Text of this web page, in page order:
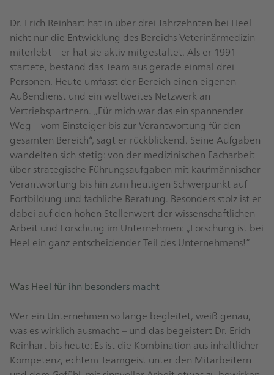
Dr. Erich Reinhart hat in über drei Jahrzehnten bei Heel
nicht nur die Entwicklung des Bereichs Veterinärmedizin
miterlebt – er hat sie aktiv mitgestaltet. Als er 1991
startete, bestand das Team aus gerade einmal drei
Personen. Heute umfasst der Bereich einen eigenen
Außendienst und ein weltweites Netzwerk an
Vertriebspartnern. „Für mich war das ein spannender
Weg – vom Einsteiger bis zur Verantwortung für den
gesamten Bereich“, sagt er rückblickend. Seine Aufgaben
wandelten sich stetig: von der medizinischen Facharbeit
über strategische Führungsaufgaben mit kaufmännischer
Verantwortung bis hin zum heutigen Schwerpunkt auf
Fortbildung und fachliche Beratung. Besonders stolz ist er
dabei auf den hohen Stellenwert der wissenschaftlichen
Arbeit und Forschung im Unternehmen: „Forschung ist bei
Heel ein ganz entscheidender Teil des Unternehmens!“
Was Heel für ihn besonders macht
Wer ein Unternehmen so lange begleitet, weiß genau,
was es wirklich ausmacht – und das begeistert Dr. Erich
Reinhart bis heute: Es ist die Kombination aus inhaltlicher
Kompetenz, echtem Teamgeist unter den Mitarbeitern